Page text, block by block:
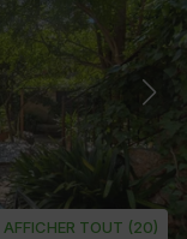
AFFICHER TOUT (20)